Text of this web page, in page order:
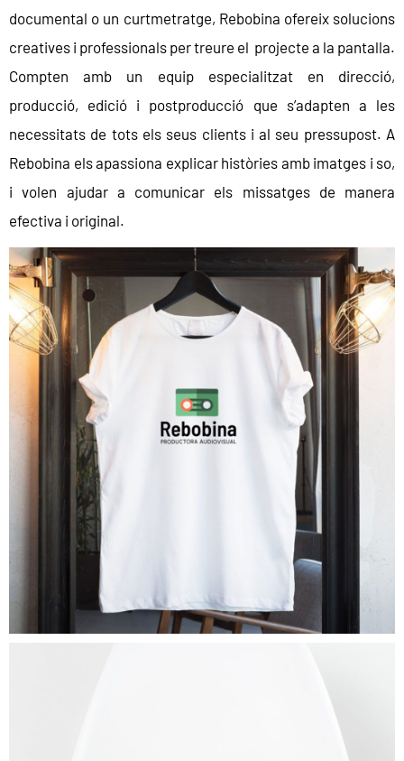
documental o un curtmetratge, Rebobina ofereix solucions
creatives i professionals per treure el projecte a la pantalla.
Compten amb un equip especialitzat en direcció,
producció, edició i postproducció que s’adapten a les
necessitats de tots els seus clients i al seu pressupost. A
Rebobina els apassiona explicar històries amb imatges i so,
i volen ajudar a comunicar els missatges de manera
efectiva i original.